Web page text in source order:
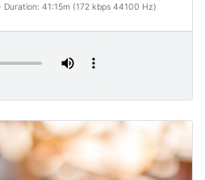
41:15m (172 kbps 44100 Hz)